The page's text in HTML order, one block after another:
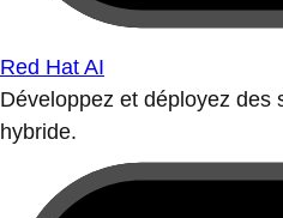
Red Hat AI
Développez et déployez des
hybride.